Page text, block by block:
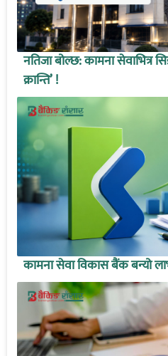
नतिजा बोल्छ: कामना सेवाभित्र
क्रान्ति’ !
कामना सेवा विकास बैंक बन्यो